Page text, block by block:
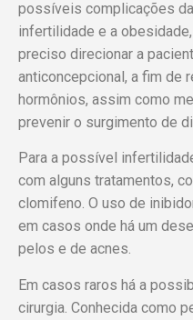
possíveis complicações
infertilidade e a
preciso direcionar a
anticoncepcional, a fim de
hormônios, assim como
prevenir o surgimento de
Para a possível
com alguns tratamentos,
clomifeno. O uso de
em casos onde há um
pelos e de acnes.
Em casos raros há a
cirurgia. Conhecida como